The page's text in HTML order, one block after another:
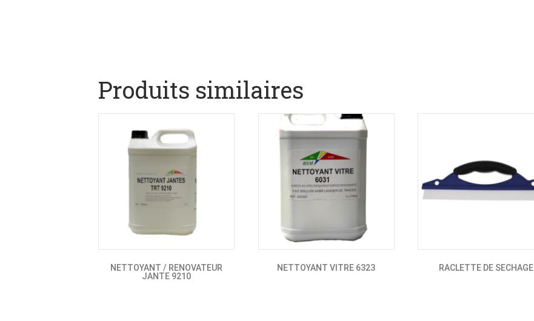
Produits similaires
NETTOYANT / RENOVATEUR
JANTE 9210
NETTOYANT VITRE 6323 RACLETTE DE SECHAGE